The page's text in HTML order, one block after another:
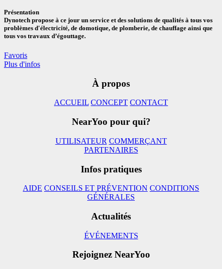
Présentation
Dynotech propose à ce jour un service et des solutions de qualités à tous vos
problèmes d'électricité, de domotique, de plomberie, de chauffage ainsi que
tous vos travaux d’égouttage.
Favoris
Plus d'infos
À propos
ACCUEIL CONCEPT CONTACT
NearYoo pour qui?
UTILISATEUR COMMERÇANT
PARTENAIRES
Infos pratiques
AIDE CONSEILS ET PRÉVENTION CONDITIONS
GÉNÉRALES
Actualités
ÉVÉNEMENTS
Rejoignez NearYoo